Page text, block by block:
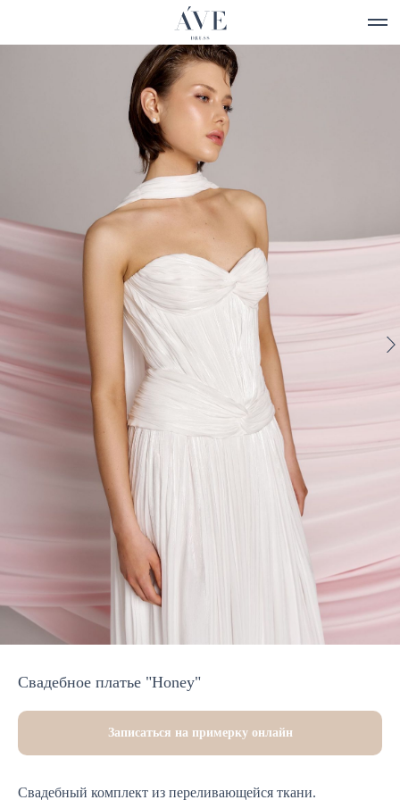
Свадебное платье "Honey"
Записаться на примерку онлайн
Свадебный комплект из переливающейся ткани.